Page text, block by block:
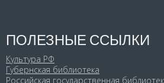
ПОЛЕЗНЫЕ ССЫЛКИ
Культура РФ
Губернская библиотека
Российская государственная